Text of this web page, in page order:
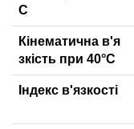
С
Кінематична в'я
зкість при 40°С
Індекс в'язкості